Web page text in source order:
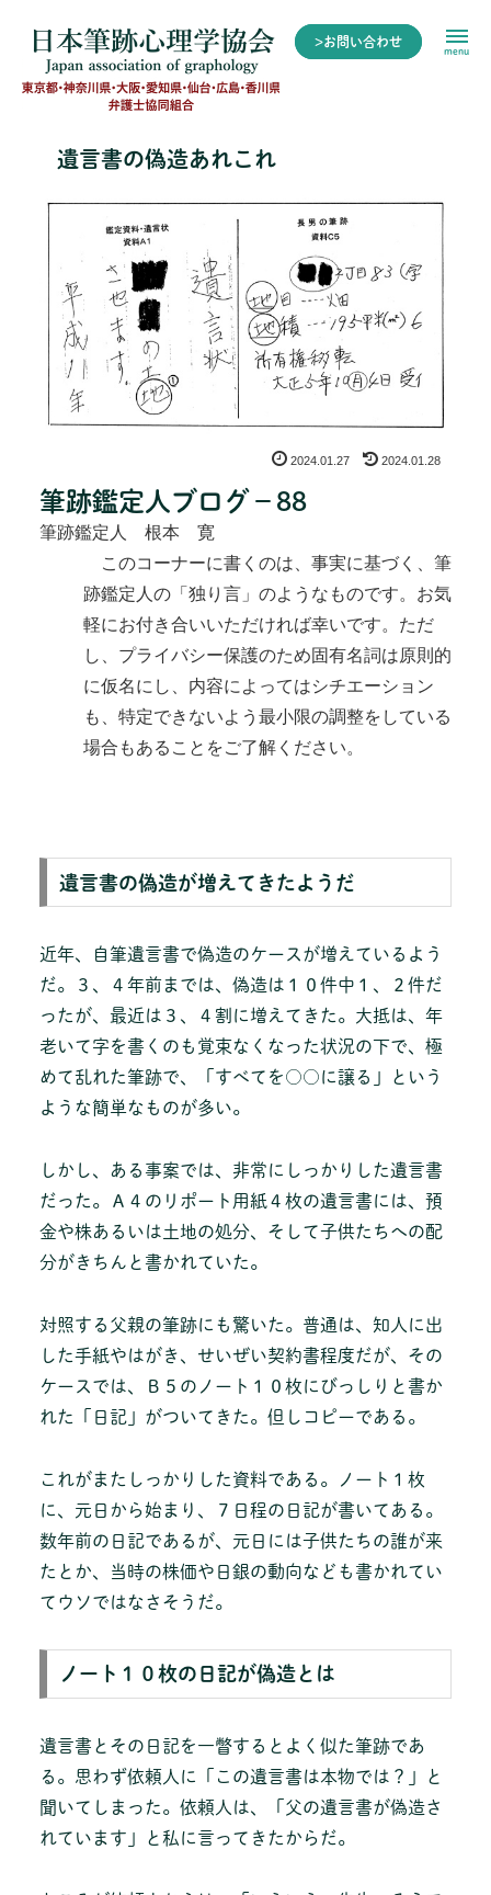
>お問い合わせ
menu
遺言書の偽造あれこれ
2024.01.27 2024.01.28
筆跡鑑定人ブログ－88
筆跡鑑定人 根本 寛
このコーナーに書くのは、事実に基づく、筆
跡鑑定人の「独り言」のようなものです。お気
軽にお付き合いいただければ幸いです。ただ
し、プライバシー保護のため固有名詞は原則的
に仮名にし、内容によってはシチエーション
も、特定できないよう最小限の調整をしている
場合もあることをご了解ください。
遺言書の偽造が増えてきたようだ
近年、自筆遺言書で偽造のケースが増えているよう
だ。３、４年前までは、偽造は１０件中１、２件だ
ったが、最近は３、４割に増えてきた。大抵は、年
老いて字を書くのも覚束なくなった状況の下で、極
めて乱れた筆跡で、「すべてを○○に譲る」という
ような簡単なものが多い。
しかし、ある事案では、非常にしっかりした遺言書
だった。Ａ４のリポート用紙４枚の遺言書には、預
金や株あるいは土地の処分、そして子供たちへの配
分がきちんと書かれていた。
対照する父親の筆跡にも驚いた。普通は、知人に出
した手紙やはがき、せいぜい契約書程度だが、その
ケースでは、Ｂ５のノート１０枚にびっしりと書か
れた「日記」がついてきた。但しコピーである。
これがまたしっかりした資料である。ノート１枚
に、元日から始まり、７日程の日記が書いてある。
数年前の日記であるが、元日には子供たちの誰が来
たとか、当時の株価や日銀の動向なども書かれてい
てウソではなさそうだ。
ノート１０枚の日記が偽造とは
遺言書とその日記を一瞥するとよく似た筆跡であ
る。思わず依頼人に「この遺言書は本物では？」と
聞いてしまった。依頼人は、「父の遺言書が偽造さ
れています」と私に言ってきたからだ。